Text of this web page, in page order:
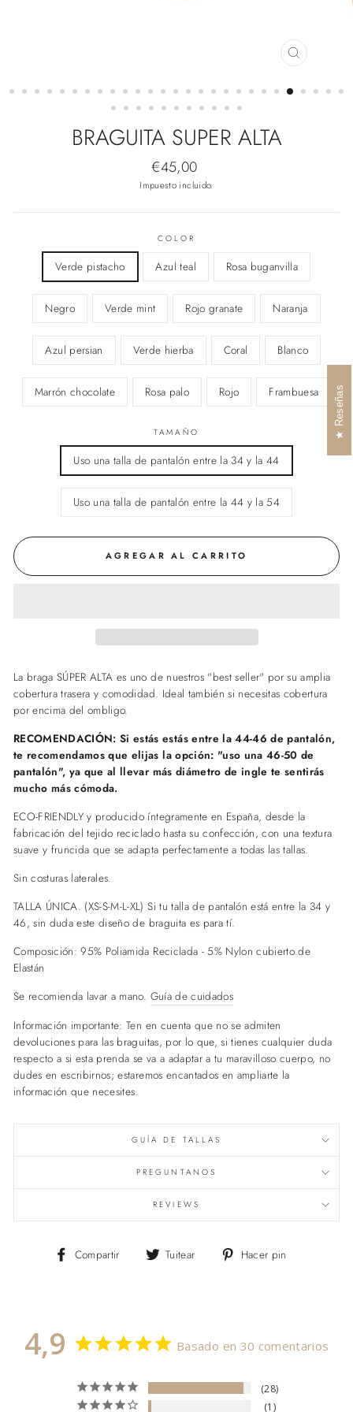
CERRAR
BRAGUITA SUPER ALTA
Precio
habitual
€45,00
Impuesto incluido.
COLOR
Verde pistacho Azul teal Rosa buganvilla
Negro Verde mint Rojo granate Naranja
Azul persian Verde hierba Coral Blanco
Marrón chocolate Rosa palo Rojo Frambuesa
TAMAÑO
Uso una talla de pantalón entre la 34 y la 44
Uso una talla de pantalón entre la 44 y la 54
AGREGAR AL CARRITO
La braga SÚPER ALTA es uno de nuestros "best seller" por su amplia
cobertura trasera y comodidad. Ideal también si necesitas cobertura
por encima del ombligo.
RECOMENDACIÓN: Si estás estás entre la 44-46 de pantalón,
te recomendamos que elijas la opción: "uso una 46-50 de
pantalón", ya que al llevar más diámetro de ingle te sentirás
mucho más cómoda.
ECO-FRIENDLY y producido íntegramente en España, desde la
fabricación del tejido reciclado hasta su confección, con una textura
suave y fruncida que se adapta perfectamente a todas las tallas.
Sin costuras laterales.
TALLA ÚNICA. (XS-S-M-L-XL) Si tu talla de pantalón está entre la 34 y
46, sin duda este diseño de braguita es para tí.
Composición: 95% Poliamida Reciclada - 5% Nylon cubierto de
Elastán
Se recomienda lavar a mano. Guía de cuidados
Información importante: Ten en cuenta que no se admiten
devoluciones para las braguitas, por lo que, si tienes cualquier duda
respecto a si esta prenda se va a adaptar a tu maravilloso cuerpo, no
dudes en escribirnos; estaremos encantados en ampliarte la
información que necesites.
GUÍA DE TALLAS
PREGUNTANOS
REVIEWS
Compartir
CompartirTuitear
Tuitear Hacer pin
4,9 Basado en 30 comentarios
28
1
Reseñas